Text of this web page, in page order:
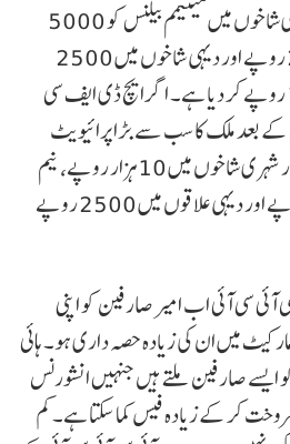
آئی سی آئی سی آئی نے نیم شہری شاخوں میں مینیمم بیلنس کو 5000
روپے سے بڑھا کر 25000 روپے اور دیہی شاخوں میں 2500
روپے سے بڑھا کر 10000 روپے کر دیا ہے۔ اگر ایچ ڈی ایف سی
کے بعد ملک کا سب سے بڑا پرائیویٹ
بینک بن گیا ہے۔ اب میٹرو اور شہری شاخوں میں 10 ہزار روپے، نیم
شہری شاخوں میں 5000 روپے اور دیہی علاقوں میں 2500 روپے
آئی سی آئی اب امیر صارفین کو اپنی
میں ان کی زیادہ حصہ داری ہو۔ ہائی
ایسے صارفین ملتے ہیں جنہیں انشورنس
کر کے زیادہ فیس کما سکتا ہے۔ کم